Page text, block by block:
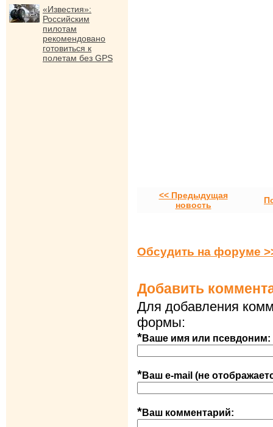
«Известия»:
Российским
пилотам
рекомендовано
готовиться к
полетам без GPS
<< Предыдущая
новость
Обсудить на форуме
Добавить
Для добавления
формы:
*Ваше имя или псевдоним:
*Ваш e-mail (не
*Ваш комментарий: